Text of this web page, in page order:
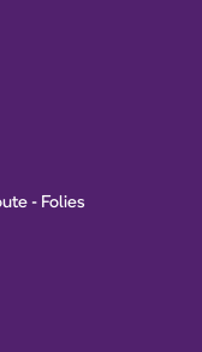
- Folies